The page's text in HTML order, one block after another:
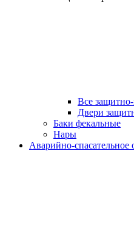
Все защитно-
Двери
Баки фекальные
Нары
Аварийно-спасательное